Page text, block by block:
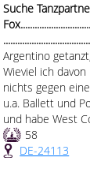
Suche
Argentino
Wieviel ich
nichts gegen
u.a. Ballett und
und habe West
58
DE-24113